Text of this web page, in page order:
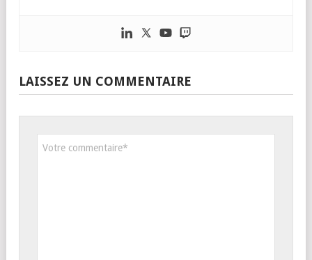
LAISSEZ UN COMMENTAIRE